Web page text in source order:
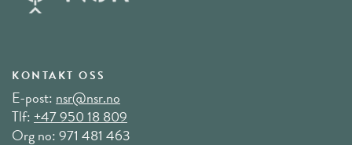
KONTAKT OSS
E-post: nsr@nsr.no
Tlf:+47 950 18 809
Org no: 971 481 463